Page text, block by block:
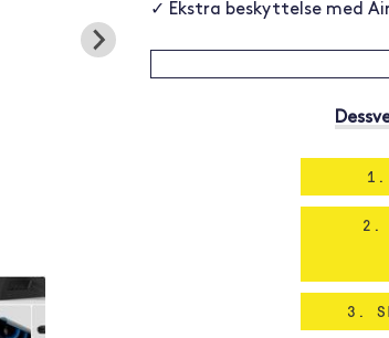
✓ Ekstra beskyttelse med
1.
2.
3.